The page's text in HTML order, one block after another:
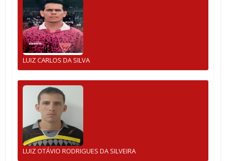
LUIZ CARLOS DA SILVA
LUIZ OTÁVIO RODRIGUES DA SILVEIRA